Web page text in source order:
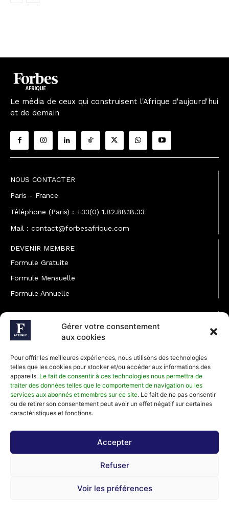
Gérer votre consentement
aux cookies
Pour offrir les meilleures expériences, nous utilisons des technologies
telles que les cookies pour stocker et/ou accéder aux informations des
appareils. Le fait de consentir à ces technologies nous permettra de
traiter des données telles que le comportement de navigation ou les
services aux abonnés et membres sur ce site. Le fait de ne pas consentir
ou de retirer son consentement peut avoir un effet négatif sur certaines
caractéristiques et fonctions.
Accepter
Refuser
Voir les préférences
Le média de ceux qui construisent l'Afrique d'aujourd'hui
et de demain
NOUS CONTACTER
Paris - France
Téléphone (Paris) : +33(0) 1.82.88.18.33
Mail : contact@forbesafrique.com
DEVENIR MEMBRE
Formule Gratuite
Formule Mensuelle
Formule Annuelle
JOINDRE L'ÉQUIPE
Rédaction
Développement commercial
Communiquer avec Forbes Afrique
Média Kit 2026
Abonnez-vous à la newsletter de Forbes Afrique et recevez
régulièrement nos meilleurs articles